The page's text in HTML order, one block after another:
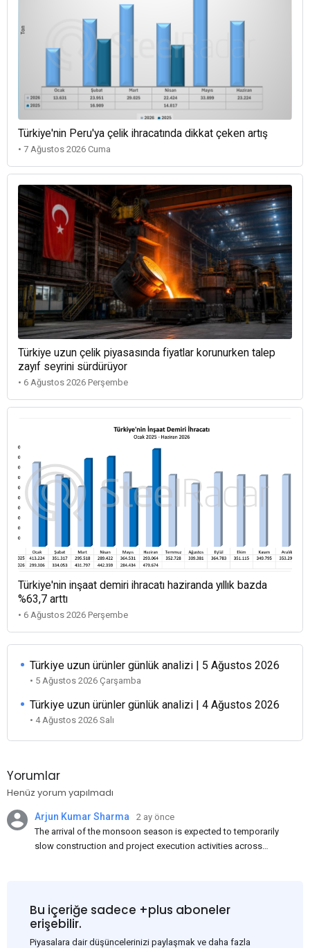
Türkiye'nin Peru'ya çelik ihracatında dikkat çeken artış
• 7 Ağustos 2026 Cuma
Türkiye uzun çelik piyasasında fiyatlar korunurken talep
zayıf seyrini sürdürüyor
• 6 Ağustos 2026 Perşembe
Türkiye'nin inşaat demiri ihracatı haziranda yıllık bazda
%63,7 arttı
• 6 Ağustos 2026 Perşembe
Türkiye uzun ürünler günlük analizi | 5 Ağustos 2026
• 5 Ağustos 2026 Çarşamba
Türkiye uzun ürünler günlük analizi | 4 Ağustos 2026
• 4 Ağustos 2026 Salı
Yorumlar
Henüz yorum yapılmadı
Arjun Kumar Sharma
2 ay önce
The arrival of the monsoon season is expected to temporarily
slow construction and project execution activities across
and rural construction projects is expected to provide support
to the market despite seasonal disruptions caused by heavy
rainfall.
Bu içeriğe sadece +plus aboneler
erişebilir.
Piyasalara dair düşüncelerinizi paylaşmak ve daha fazla